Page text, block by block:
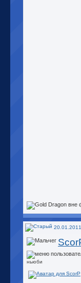
ньюби